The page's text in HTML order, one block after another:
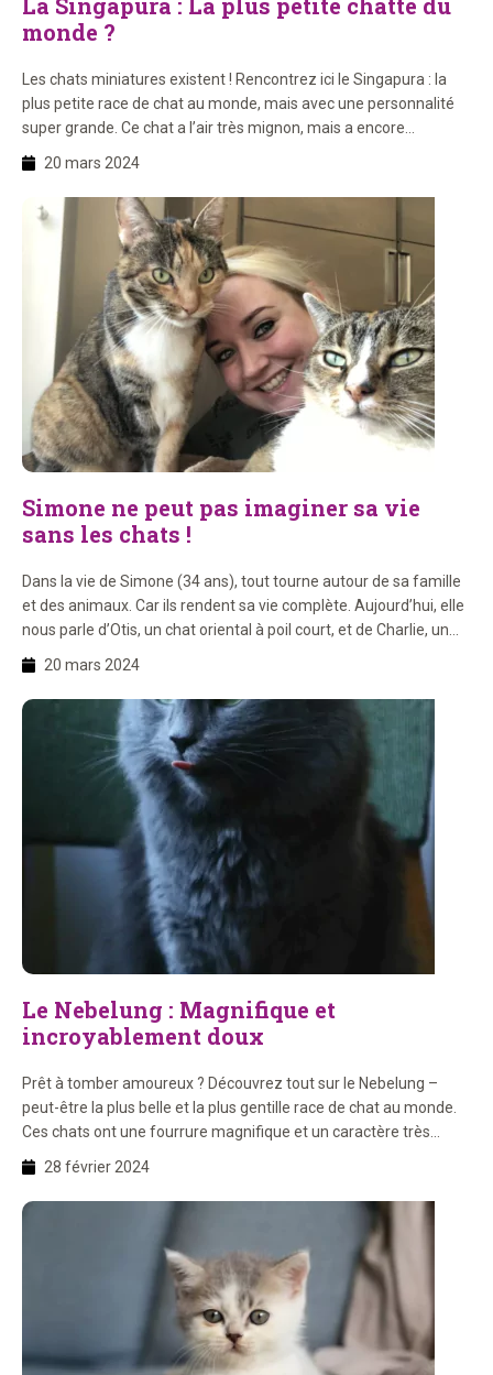
monde ?
Les chats miniatures existent ! Rencontrez ici le Singapura : la
plus petite race de chat au monde, mais avec une personnalité
super grande. Ce chat a l’air très mignon, mais a encore
beaucoup plus à offrir. Quoi ? Vous le découvrirez ici !
20 mars 2024
Simone ne peut pas imaginer sa vie
sans les chats !
Dans la vie de Simone (34 ans), tout tourne autour de sa famille
et des animaux. Car ils rendent sa vie complète. Aujourd’hui, elle
nous parle d’Otis, un chat oriental à poil court, et de Charlie, un
croisé siamois et oriental. Et nous rendons hommage aux chats
Lillie et Luna.
20 mars 2024
Le Nebelung : Magnifique et
incroyablement doux
Prêt à tomber amoureux ? Découvrez tout sur le Nebelung –
peut-être la plus belle et la plus gentille race de chat au monde.
Ces chats ont une fourrure magnifique et un caractère très
agréable. Lisez tout sur les soins, l’origine et l’apparence.
28 février 2024